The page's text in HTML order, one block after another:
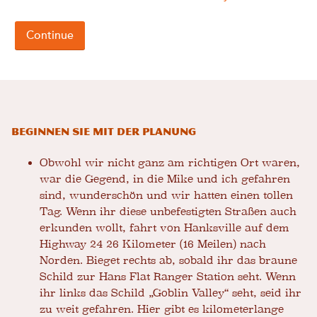
Beginnen Sie mit der Planung
Obwohl wir nicht ganz am richtigen Ort waren,
war die Gegend, in die Mike und ich gefahren
sind, wunderschön und wir hatten einen tollen
Tag. Wenn ihr diese unbefestigten Straßen auch
erkunden wollt, fahrt von Hanksville auf dem
Highway 24 26 Kilometer (16 Meilen) nach
Norden. Bieget rechts ab, sobald ihr das braune
Schild zur Hans Flat Ranger Station seht. Wenn
ihr links das Schild „Goblin Valley“ seht, seid ihr
zu weit gefahren. Hier gibt es kilometerlange